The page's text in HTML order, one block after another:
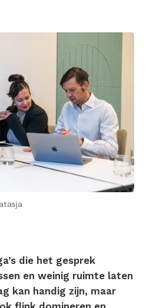
die het gesprek
en weinig ruimte laten
kan handig zijn, maar